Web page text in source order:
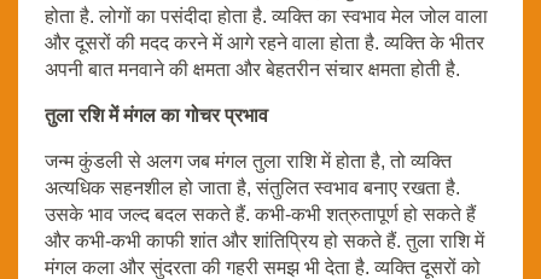
होता है. लोगों का पसंदीदा होता है. व्यक्ति का स्वभाव मेल जोल वाला
और दूसरों की मदद करने में आगे रहने वाला होता है. व्यक्ति के भीतर
अपनी बात मनवाने की क्षमता और बेहतरीन संचार क्षमता होती है.
तुला रशि में मंगल का गोचर प्रभाव
जन्म कुंडली से अलग जब मंगल तुला राशि में होता है, तो व्यक्ति
अत्यधिक सहनशील हो जाता है, संतुलित स्वभाव बनाए रखता है.
उसके भाव जल्द बदल सकते हैं. कभी-कभी शत्रुतापूर्ण हो सकते हैं
और कभी-कभी काफी शांत और शांतिप्रिय हो सकते हैं. तुला राशि में
मंगल कला और सुंदरता की गहरी समझ भी देता है. व्यक्ति दूसरों को